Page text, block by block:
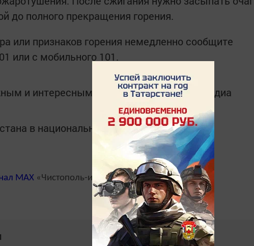
до полного прекращения горения.
или признаков горения немедленно сообщите
или с мобильного 101.
и интересным в Telegram-каналеТатмедиа
в национальном мессенджере MАХ:
MAX «Чистополь-информ»